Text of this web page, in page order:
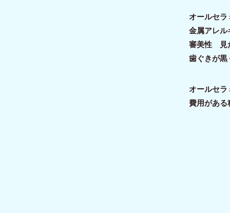
オールセ
金属アレル
審美性 見
歯ぐきが黒
オールセ
費用がある